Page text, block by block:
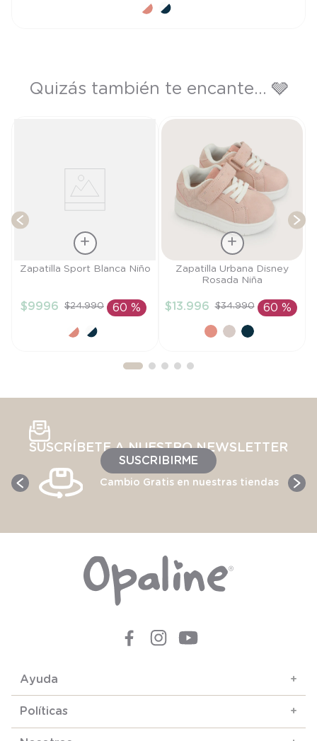
Quizás también te encante... 🩶
Talla
AÑADIR AL
CARRITO
Zapatilla Sport Blanca Niño
$9996 $24.990 60 %
Talla
AÑADIR AL
CARRITO
Zapatilla Urbana Disney
Rosada Niña
$13.996 $34.990 60 %
SUSCRÍBETE A NUESTRO NEWSLETTER
SUSCRIBIRME
Cambio Gratis en nuestras tiendas
Ayuda +
Políticas +